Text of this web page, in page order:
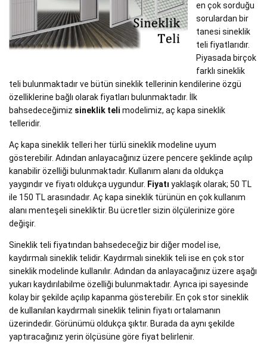
en çok sorduğu
sorulardan bir
tanesi sineklik
teli fiyatlarıdır.
Piyasada birçok
farklı sineklik
teli bulunmaktadır ve bütün sineklik tellerinin kendilerine özgü
özelliklerine bağlı olarak fiyatları bulunmaktadır. İlk
bahsedeceğimiz sineklik teli modelimiz, aç kapa sineklik
telleridir.
Aç kapa sineklik telleri her türlü sineklik modeline uyum
gösterebilir. Adından anlayacağınız üzere pencere şeklinde açılıp
kanabilir özelliği bulunmaktadır. Kullanım alanı da oldukça
yaygındır ve fiyatı oldukça uygundur. Fiyatı yaklaşık olarak; 50 TL
ile 150 TL arasındadır. Aç kapa sineklik türünün en çok kullanım
alanı menteşeli sinekliktir. Bu ücretler sizin ölçülerinize göre
değişir.
Sineklik teli fiyatından bahsedeceğiz bir diğer model ise,
kaydırmalı sineklik telidir. Kaydırmalı sineklik teli ise en çok stor
sineklik modelinde kullanılır. Adından da anlayacağınız üzere aşağı
yukarı kaydırılabilme özelliği bulunmaktadır. Ayrıca ipi sayesinde
kolay bir şekilde açılıp kapanma gösterebilir. En çok stor sineklik
de kullanılan kaydırmalı sineklik telinin fiyatı ortalamanın
üzerindedir. Görünümü oldukça şıktır. Burada da aynı şekilde
yaptıracağınız yerin ölçüsüne göre fiyat belirlenir.